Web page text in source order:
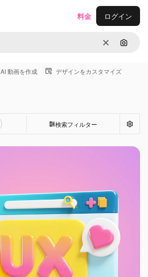
消去 画像で
料金 ログイン
AI 動画を作成 デザインをカスタマイズ
検索フィルター